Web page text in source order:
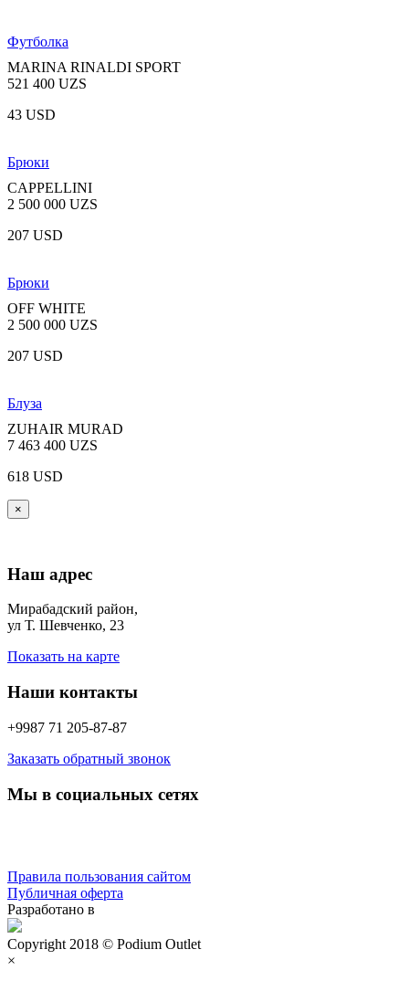
Футболка
MARINA RINALDI SPORT
521 400 UZS
43 USD
Брюки
CAPPELLINI
2 500 000 UZS
207 USD
Брюки
OFF WHITE
2 500 000 UZS
207 USD
Блуза
ZUHAIR MURAD
7 463 400 UZS
618 USD
×
Наш адрес
Мирабадский район,
ул Т. Шевченко, 23
Показать на карте
Наши контакты
+9987 71 205-87-87
Заказать обратный звонок
Мы в социальных сетях
Правила пользования сайтом
Публичная оферта
Разработано в
Copyright 2018 © Podium Outlet
×